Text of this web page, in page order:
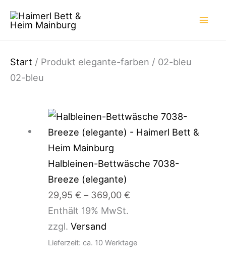
Inhalt
Start / Produkt elegante-farben / 02-bleu
02-bleu
Halbleinen-Bettwäsche 7038-
Breeze (elegante)
29,95 € – 369,00 €
Preisspanne:
29,95 €
369,00 €
Enthält 19% MwSt.
zzgl. Versand
Lieferzeit: ca. 10 Werktage